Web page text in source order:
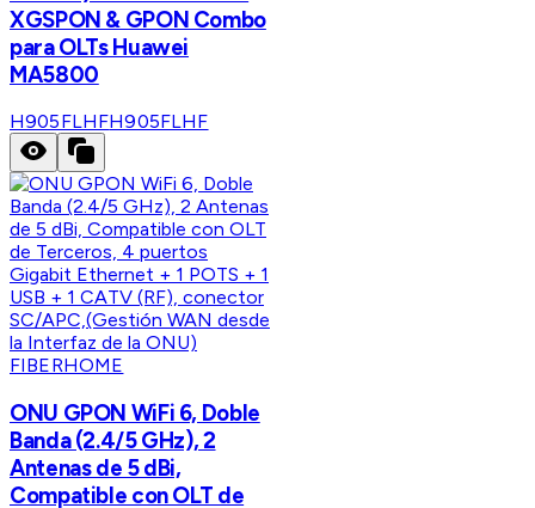
XGSPON & GPON Combo
para OLTs Huawei
MA5800
H905FLHFH905FLHF
FIBERHOME
ONU GPON WiFi 6, Doble
Banda (2.4/5 GHz), 2
Antenas de 5 dBi,
Compatible con OLT de